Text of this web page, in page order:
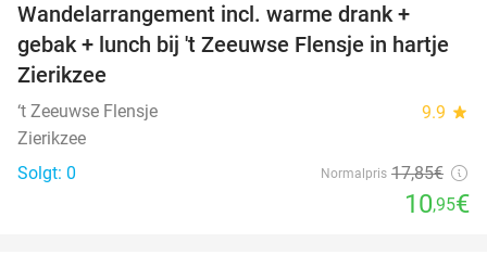
DAG
Wandelarrangement incl. warme drank +
gebak + lunch bij 't Zeeuwse Flensje in hartje
Zierikzee
‘t Zeeuwse Flensje 9.9 star
Zierikzee
Solgt: 0
Normalpris 17,85€
10,95€